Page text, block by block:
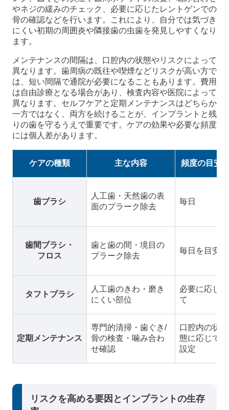
やネジの緩みのチェック、必要に応じたレントゲンでの
骨の確認などを行います。これにより、自分では気づき
にくい初期の周囲炎や隣接歯の虫歯を発見しやすくなり
ます。
メンテナンスの間隔は、口腔内の状態やリスクによって
異なります。歯周病の既往や喫煙などリスクが高い方で
は、短い間隔で通院が必要になることもあります。費用
は自由診療となる場合があり、検査内容や医院によって
異なります。セルフケアと定期メンテナンスはどちらか
一方ではなく、両方を続けることが、インプラントと残
りの歯を守るうえで重要です。ケアの効果や必要な頻度
には個人差があります。
ケアの種類 主な内容 頻度の目安
歯ブラシ
人工歯・天然歯の表
面のプラーク除去
毎日
歯間ブラシ・
フロス
歯と歯の間・境目の
プラーク除去
毎日を目安
タフトブラシ
人工歯のきわ・磨き
にくい部位
必要に応じ
て
定期メンテナンス
専門的清掃・歯ぐき/
骨の検査・噛み合わ
せ確認
口腔内の状
態に応じて
設定
リスクを高める要因とインプラントの生存